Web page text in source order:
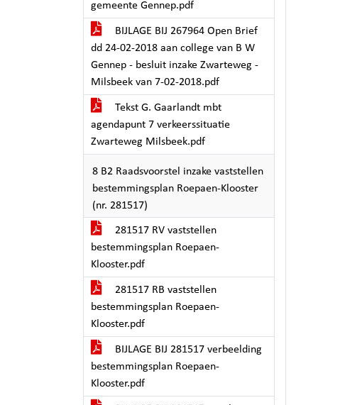
gemeente Gennep.pdf
BIJLAGE BIJ 267964 Open Brief
dd 24-02-2018 aan college van B W
Gennep - besluit inzake Zwarteweg -
Milsbeek van 7-02-2018.pdf
Tekst G. Gaarlandt mbt
agendapunt 7 verkeerssituatie
Zwarteweg Milsbeek.pdf
8 B2 Raadsvoorstel inzake vaststellen
bestemmingsplan Roepaen-Klooster
(nr. 281517)
281517 RV vaststellen
bestemmingsplan Roepaen-
Klooster.pdf
281517 RB vaststellen
bestemmingsplan Roepaen-
Klooster.pdf
BIJLAGE BIJ 281517 verbeelding
bestemmingsplan Roepaen-
Klooster.pdf